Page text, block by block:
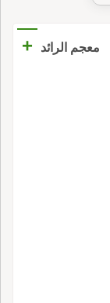
معجم الرائد +